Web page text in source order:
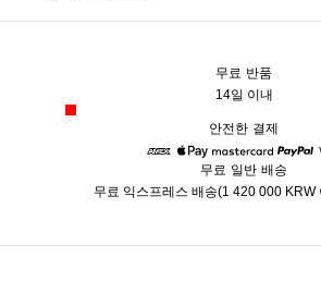
무료 반품
14일 이내
안전한 결제
American Express
Apple PayMastercard
무료 일반 배송
무료 익스프레스 배송(1 420 000 KRW